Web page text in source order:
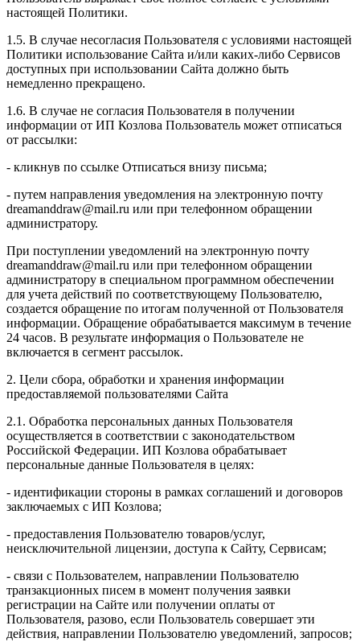
настоящей Политики.
1.5. В случае несогласия Пользователя с условиями настоящей
Политики использование Сайта и/или каких-либо Сервисов
доступных при использовании Сайта должно быть
немедленно прекращено.
1.6. В случае не согласия Пользователя в получении
информации от ИП Козлова Пользователь может отписаться
от рассылки:
- кликнув по ссылке Отписаться внизу письма;
- путем направления уведомления на электронную почту
dreamanddraw@mail.ru или при телефонном обращении
администратору.
При поступлении уведомлений на электронную почту
dreamanddraw@mail.ru или при телефонном обращении
администратору в специальном программном обеспечении
для учета действий по соответствующему Пользователю,
создается обращение по итогам полученной от Пользователя
информации. Обращение обрабатывается максимум в течение
24 часов. В результате информация о Пользователе не
включается в сегмент рассылок.
2. Цели сбора, обработки и хранения информации
предоставляемой пользователями Сайта
2.1. Обработка персональных данных Пользователя
осуществляется в соответствии с законодательством
Российской Федерации. ИП Козловa обрабатывает
персональные данные Пользователя в целях:
- идентификации стороны в рамках соглашений и договоров
заключаемых с ИП Козлова;
- предоставления Пользователю товаров/услуг,
неисключительной лицензии, доступа к Сайту, Сервисам;
- связи с Пользователем, направлении Пользователю
транзакционных писем в момент получения заявки
регистрации на Сайте или получении оплаты от
Пользователя, разово, если Пользователь совершает эти
действия, направлении Пользователю уведомлений, запросов;